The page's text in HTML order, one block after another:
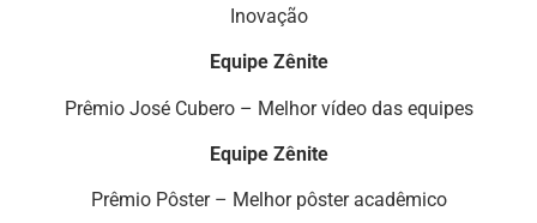
Inovação
Equipe Zênite
Prêmio José Cubero – Melhor vídeo das equipes
Equipe Zênite
Prêmio Pôster – Melhor pôster acadêmico